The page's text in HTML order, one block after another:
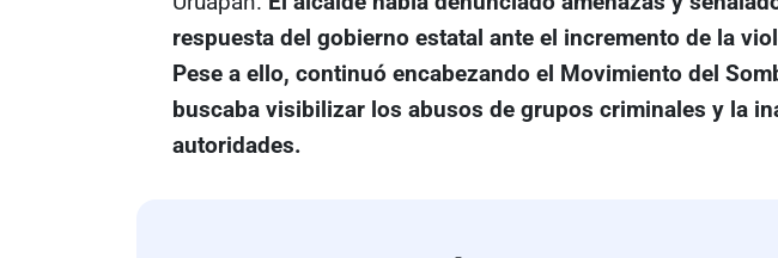
respuesta del gobierno estatal ante el incremento de la
Pese a ello, continuó encabezando el Movimiento del
buscaba visibilizar los abusos de grupos criminales y la
autoridades.